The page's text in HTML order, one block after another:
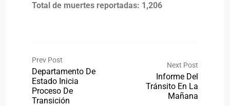
Total de muertes reportadas: 1,206
Prev Post
Departamento De
Estado Inicia
Proceso De
Transición
Next Post
Informe Del
Tránsito En La
Mañana